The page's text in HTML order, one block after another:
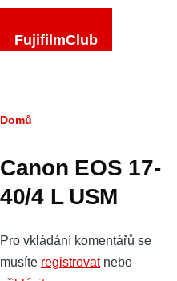
Přejít k hlavnímu obsahu
FujifilmClub
Drobečková
Domů
Canon EOS 17-
40/4 L USM
Pro vkládání komentářů se
musíte registrovatnebo